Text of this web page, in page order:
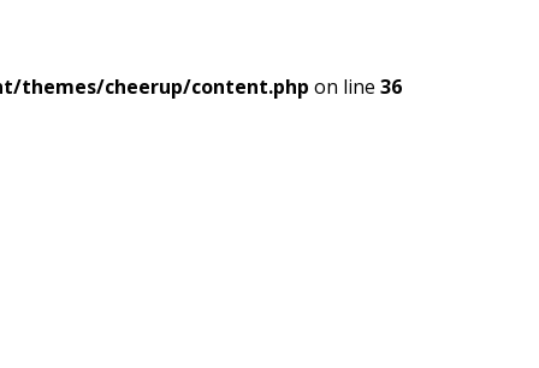
themes/cheerup/content.php on line 36